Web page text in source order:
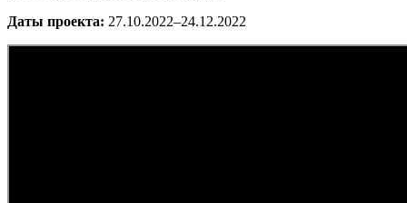
Даты проекта: 27.10.2022–24.12.2022